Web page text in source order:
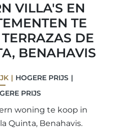
VILLA'S EN
TE
DE
BENAHAVIS
HOGERE PRIJS
PRIJS
woning te koop in
Quinta, Benahavis.